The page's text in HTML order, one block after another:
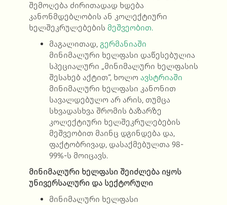
შემოღება ძირითადად ხდება
კანონმდებლობის ან კოლექტიური
ხელშეკრულებების მეშვეობით.
მაგალითად, გერმანიაში
მინიმალური ხელფასი დაწესებულია
სპეციალური „მინიმალური ხელფასის
შესახებ აქტით“, ხოლო ავსტრიაში
მინიმალური ხელფასი კანონით
სავალდებულო არ არის, თუმცა
სხვადასხვა შრომის ბაზარზე
კოლექტიური ხელშეკრულებების
მეშვეობით მაინც დგინდება და,
ფაქტობრივად, დასაქმებულთა 98-
99%-ს მოიცავს.
მინიმალური ხელფასი შეიძლება იყოს
უნივერსალური და სექტორული
მინიმალური ხელფასი